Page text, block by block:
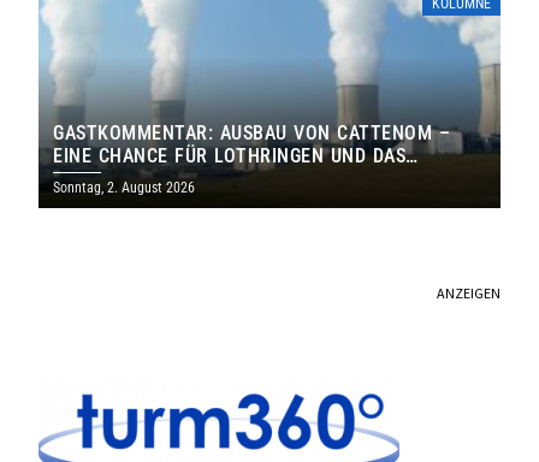
KOLUMNE
GASTKOMMENTAR: AUSBAU VON CATTENOM –
EINE CHANCE FÜR LOTHRINGEN UND DAS
SAARLAND
Sonntag, 2. August 2026
ANZEIGEN